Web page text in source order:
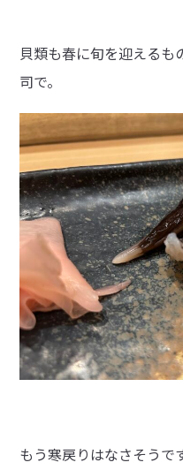
貝類も春に旬を迎える
司で。
もう寒戻りはなさそうで